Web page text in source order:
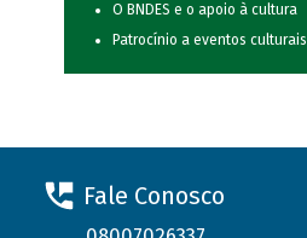
O BNDES e o apoio à cultura
Patrocínio a eventos culturais
Fale Conosco